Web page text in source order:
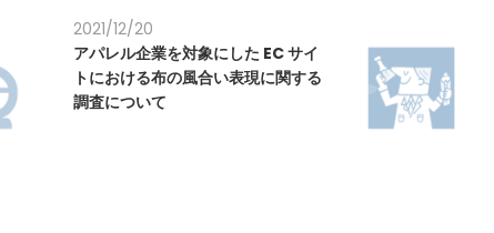
2021/12/20
アパレル企業を対象にした EC サイ
トにおける布の風合い表現に関する
調査について